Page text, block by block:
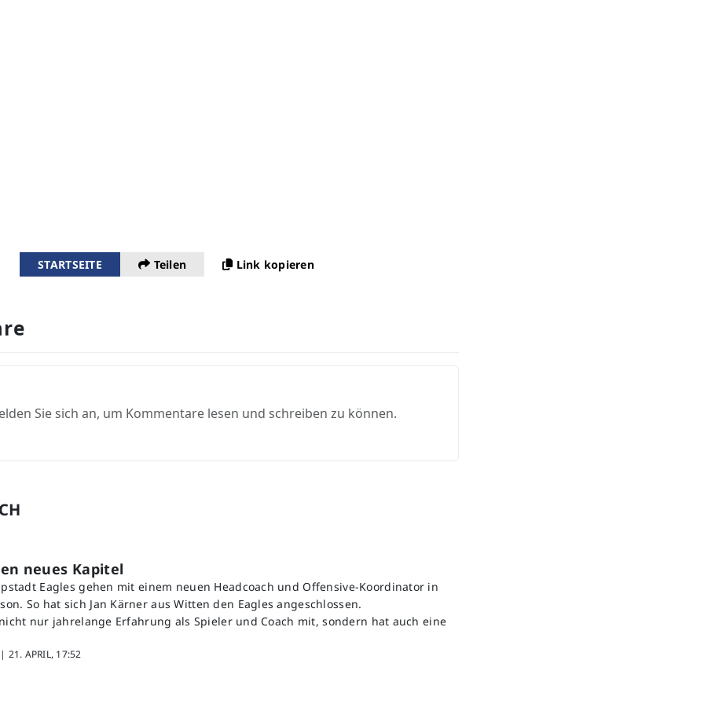
STARTSEITE Teilen Link kopieren
Sie sich an, um Kommentare lesen und schreiben zu können.
neues Kapitel
Eagles gehen mit einem neuen Headcoach und Offensive-Koordinator in
So hat sich Jan Kärner aus Witten den Eagles angeschlossen.
nur jahrelange Erfahrung als Spieler und Coach mit, sondern hat auch eine
21. APRIL, 17:52